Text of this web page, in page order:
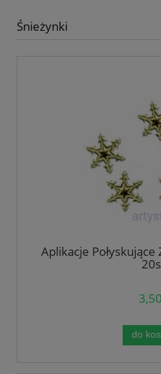
Śnieżynki
Aplikacje Połyskujące
do